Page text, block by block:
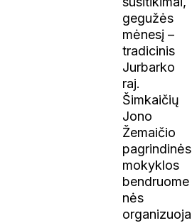
gegužės
mėnesį –
tradicinis
Jurbarko
raj.
Šimkaičių
Jono
Žemaičio
pagrindinės
mokyklos
bendruome
nės
organizuoja